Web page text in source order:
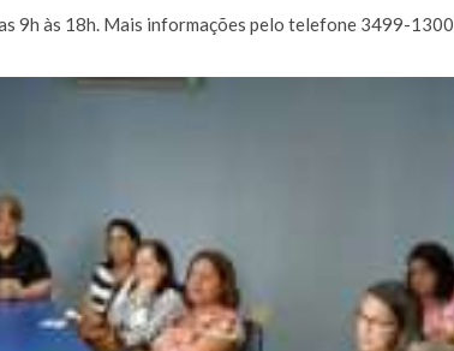
9h às 18h. Mais informações pelo telefone 3499-1300